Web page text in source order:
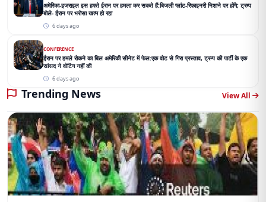
अमेरिका-इजराइल इस हफ्ते ईरान पर हमला कर सकते हैं:बिजली प्लांट-रिफाइनरी निशाने पर होंगे; ट्रम्प
बोले- ईरान पर भरोसा खत्म हो रहा
6 days ago
CONFERENCE
ईरान पर हमले रोकने का बिल अमेरिकी सीनेट में फेल:एक वोट से गिरा प्रस्ताव, ट्रम्प की पार्टी के एक
सांसद ने वोटिंग नहीं की
6 days ago
Trending News View All